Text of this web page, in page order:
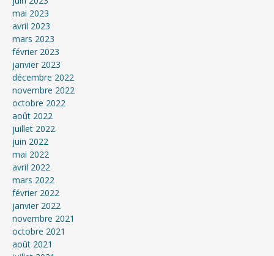
mai 2023
avril 2023
mars 2023
février 2023
janvier 2023
décembre 2022
novembre 2022
octobre 2022
août 2022
juillet 2022
juin 2022
mai 2022
avril 2022
mars 2022
février 2022
janvier 2022
novembre 2021
octobre 2021
août 2021